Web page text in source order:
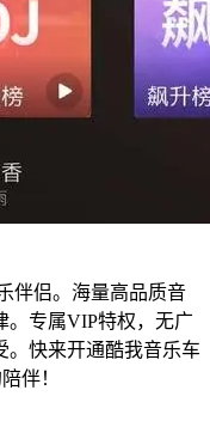
伴侣。海量高品质音
。专属VIP特权，无广
。快来开通酷我音乐车
伴！